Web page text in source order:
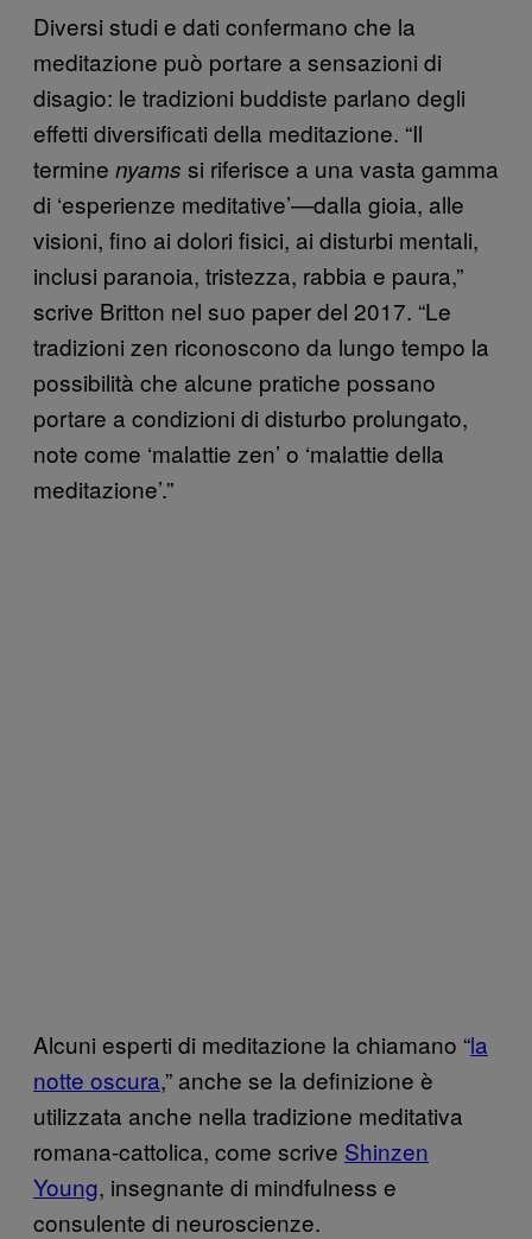
Diversi studi e dati confermano che la
meditazione può portare a sensazioni di
disagio: le tradizioni buddiste parlano degli
effetti diversificati della meditazione. “Il
termine nyams si riferisce a una vasta gamma
di ‘esperienze meditative’—dalla gioia, alle
visioni, fino ai dolori fisici, ai disturbi mentali,
inclusi paranoia, tristezza, rabbia e paura,”
scrive Britton nel suo paper del 2017. “Le
tradizioni zen riconoscono da lungo tempo la
possibilità che alcune pratiche possano
portare a condizioni di disturbo prolungato,
note come ‘malattie zen’ o ‘malattie della
meditazione’.”
Alcuni esperti di meditazione la chiamano “la
notte oscura,” anche se la definizione è
utilizzata anche nella tradizione meditativa
romana-cattolica, come scrive Shinzen
Young, insegnante di mindfulness e
consulente di neuroscienze.